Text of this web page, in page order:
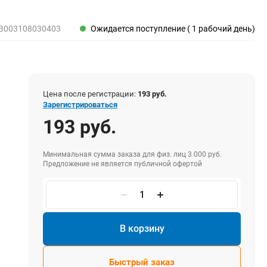
Герметики
Электрика и свет
Хомуты стяжки нейлоновые и стальные
Вилки электрические
Выключатели
Удлинители электрические
Фонари
Ожидается поступление ( 1 рабочий день)
Цена после регистрации: 193 руб.
Зарегистрироваться
193 руб.
Минимальная сумма заказа для физ. лиц 3 000 руб.
Предложение не является публичной офертой
В корзину
Быстрый заказ